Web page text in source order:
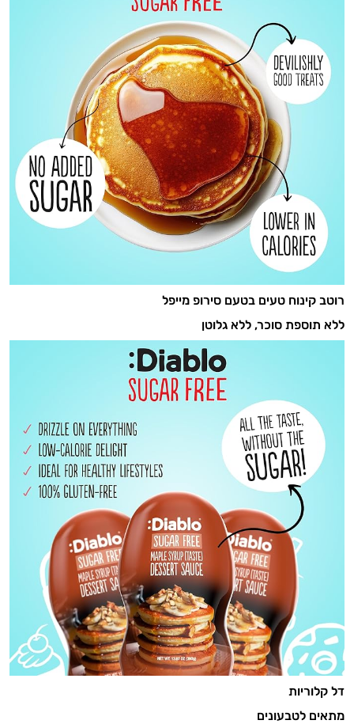
רוטב קינוח טעים בטעם סירופ מייפל
ללא תוספת סוכר, ללא גלוטן
דל קלוריות
מתאים לטבעונים